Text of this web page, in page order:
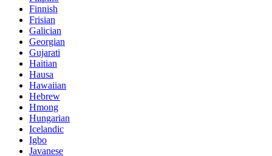
Finnish
Frisian
Galician
Georgian
Gujarati
Haitian
Hausa
Hawaiian
Hebrew
Hmong
Hungarian
Icelandic
Igbo
Javanese